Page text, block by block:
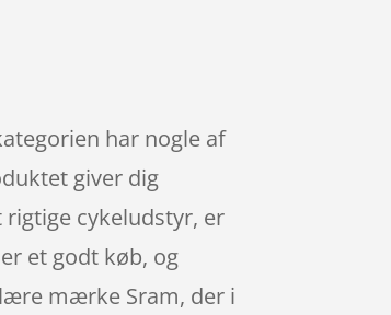
har nogle af
giver dig
cykeludstyr, er
et godt køb, og
mærke Sram, der i